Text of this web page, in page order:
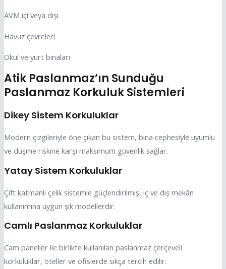
AVM içi veya dışı
Havuz çevreleri
Okul ve yurt binaları
Atik Paslanmaz’ın Sunduğu
Paslanmaz Korkuluk Sistemleri
Dikey Sistem Korkuluklar
Modern çizgileriyle öne çıkan bu sistem, bina cephesiyle uyumlu
ve düşme riskine karşı maksimum güvenlik sağlar.
Yatay Sistem Korkuluklar
Çift katmanlı çelik sistemle güçlendirilmiş, iç ve dış mekân
kullanımına uygun şık modellerdir.
Camlı Paslanmaz Korkuluklar
Cam paneller ile birlikte kullanılan paslanmaz çerçeveli
korkuluklar, oteller ve ofislerde sıkça tercih edilir.